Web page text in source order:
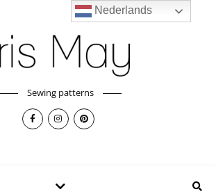
Sewing patterns
Nederlands